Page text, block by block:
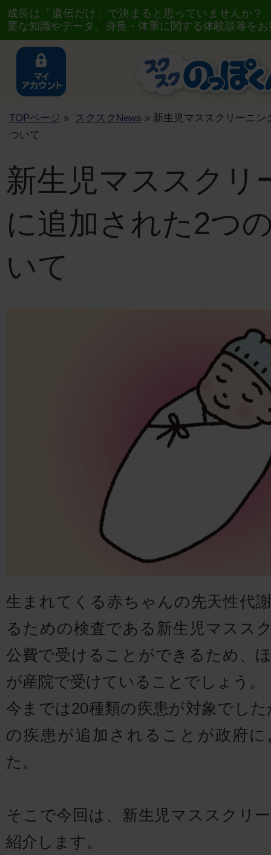
成長は「遺伝だけ」で決まると思っていませんか
要な知識やデータ、身長・体重に関する体験談等を
TOPページ » スクスクNews » 新生児マススクリーニ
ついて
新生児マススクリ
に追加された2つ
いて
生まれてくる赤ちゃんの先天性代
るための検査である新生児マスス
公費で受けることができるため、
が産院で受けていることでしょう。
今までは20種類の疾患が対象でし
の疾患が追加されることが政府
た。
そこで今回は、新生児マススクリ
紹介します。